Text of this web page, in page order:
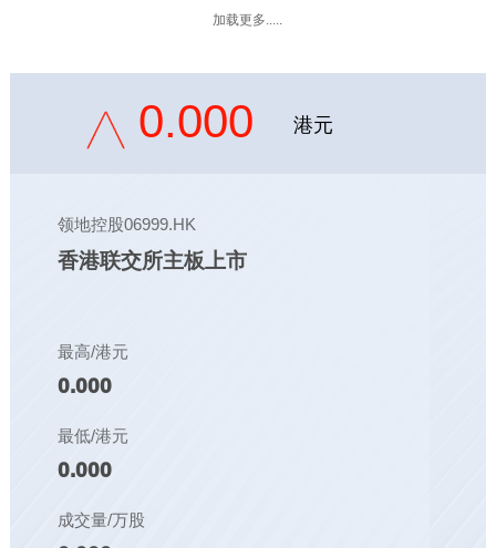
加载更多.....
0.000 港元
领地控股06999.HK
香港联交所主板上市
最高/港元
0.000
最低/港元
0.000
成交量/万股